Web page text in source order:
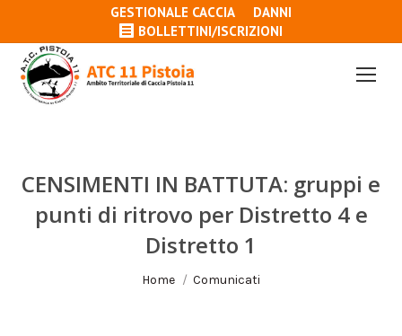
GESTIONALE CACCIA
DANNI
BOLLETTINI/ISCRIZIONI
CENSIMENTI IN BATTUTA: gruppi e
punti di ritrovo per Distretto 4 e
Distretto 1
Tu sei qui:
Home Comunicati